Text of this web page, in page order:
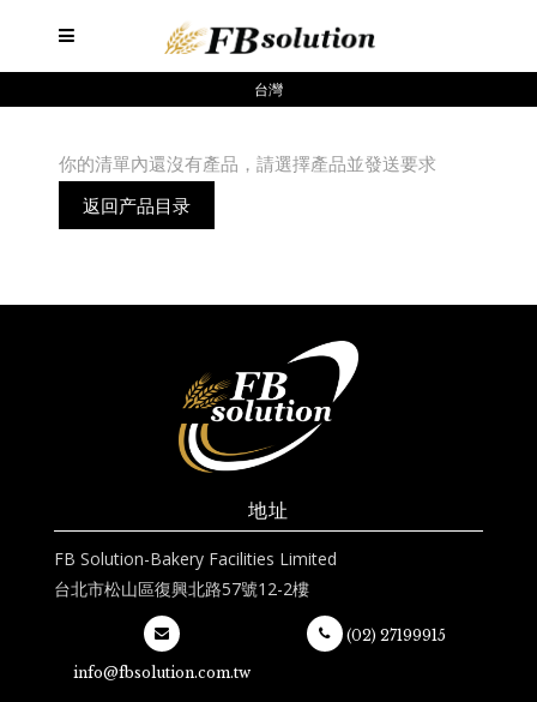
台灣
你的清單內還沒有產品，請選擇產品並發送要求
返回产品目录
地址
FB Solution-Bakery Facilities Limited
台北市松山區復興北路57號12-2樓
info@fbsolution.com.tw
(02) 27199915